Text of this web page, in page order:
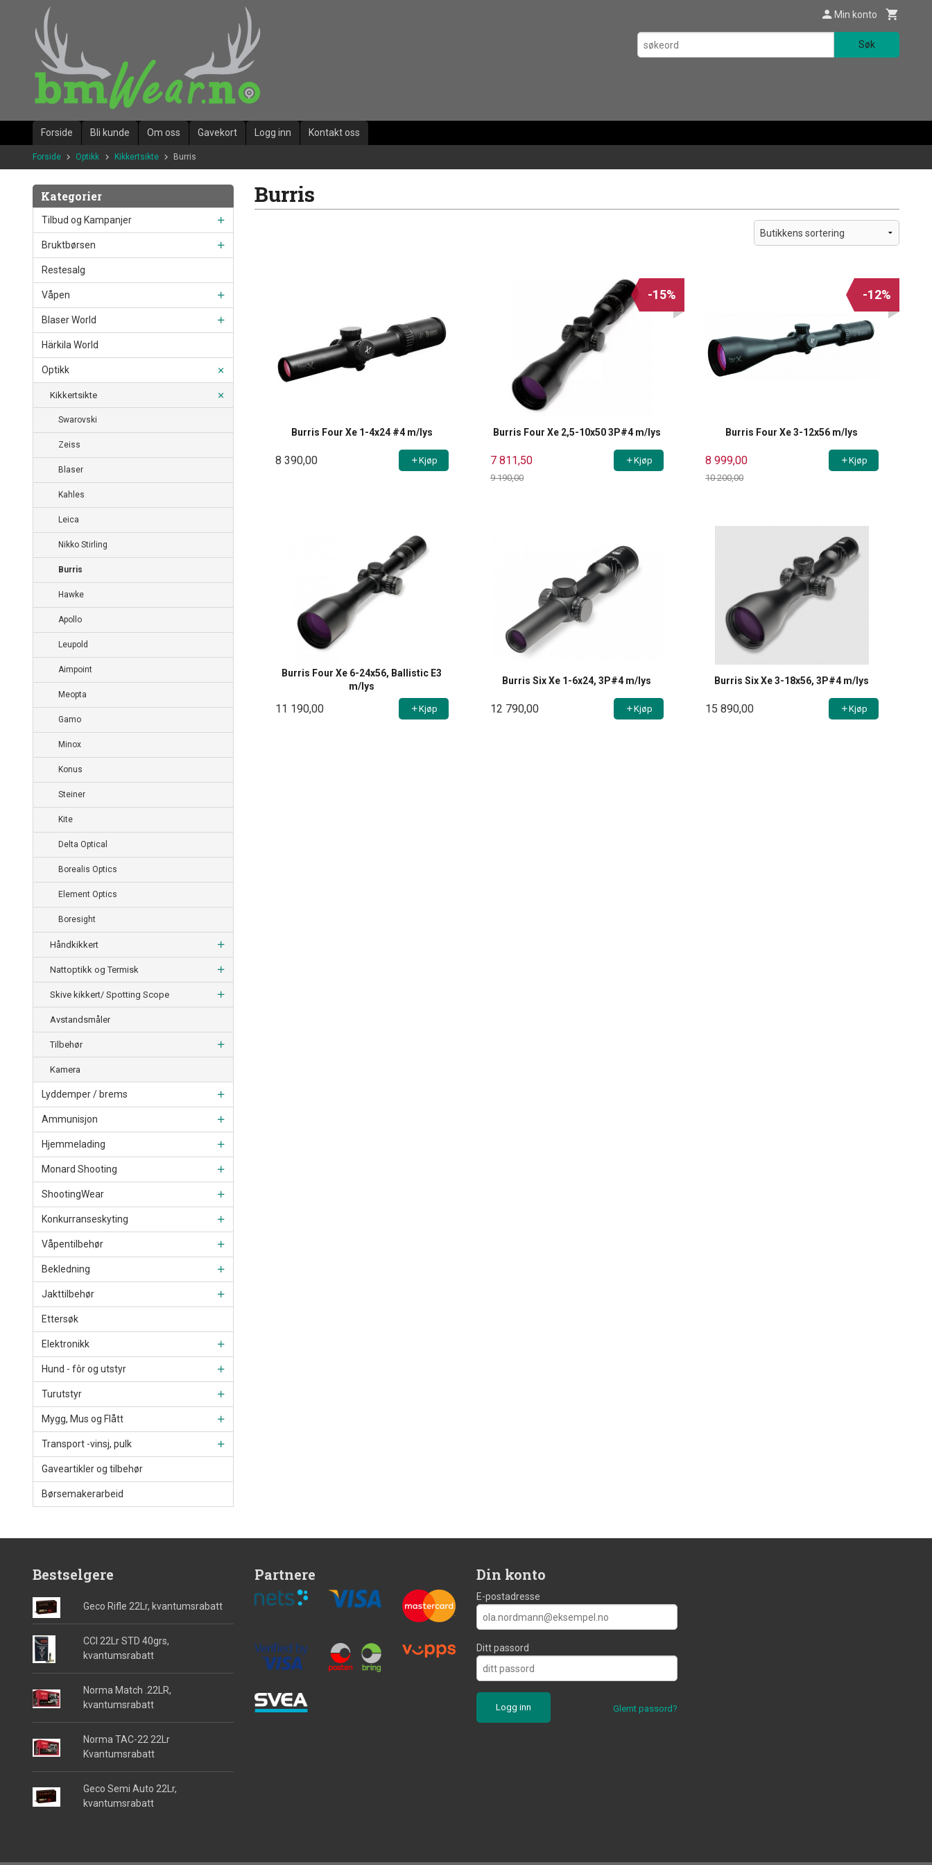
innholdet
Min konto
Søk
Forside Bli kunde Om oss Gavekort Logg inn Kontakt oss
Forside Optikk Kikkertsikte Burris
Kategorier
Tilbud og Kampanjer
Bruktbørsen
Restesalg
Våpen
Blaser World
Härkila World
Optikk
Kikkertsikte
Swarovski
Zeiss
Blaser
Kahles
Leica
Nikko Stirling
Burris
Hawke
Apollo
Leupold
Aimpoint
Meopta
Gamo
Minox
Konus
Steiner
Kite
Delta Optical
Borealis Optics
Element Optics
Boresight
Håndkikkert
Nattoptikk og Termisk
Skive kikkert/ Spotting Scope
Avstandsmåler
Tilbehør
Kamera
Lyddemper / brems
Ammunisjon
Hjemmelading
Monard Shooting
ShootingWear
Konkurranseskyting
Våpentilbehør
Bekledning
Jakttilbehør
Ettersøk
Elektronikk
Hund - fôr og utstyr
Turutstyr
Mygg, Mus og Flått
Transport -vinsj, pulk
Gaveartikler og tilbehør
Børsemakerarbeid
Burris
Burris Four Xe 1-4x24 #4 m/lys
8 390,00 Kjøp
Burris Four Xe 2,5-10x50 3P#4 m/lys
7 811,50
9 190,00
-15%
Kjøp
Burris Four Xe 3-12x56 m/lys
8 999,00
10 200,00
-12%
Kjøp
Burris Four Xe 6-24x56, Ballistic E3
m/lys
11 190,00 Kjøp
Burris Six Xe 1-6x24, 3P#4 m/lys
12 790,00 Kjøp
Burris Six Xe 3-18x56, 3P#4 m/lys
15 890,00 Kjøp
Bestselgere
Geco Rifle 22Lr, kvantumsrabatt
CCI 22Lr STD 40grs,
kvantumsrabatt
Norma Match .22LR,
kvantumsrabatt
Norma TAC-22 22Lr
Kvantumsrabatt
Geco Semi Auto 22Lr,
kvantumsrabatt
Partnere Din konto
E-postadresse
Ditt passord
Glemt passord?